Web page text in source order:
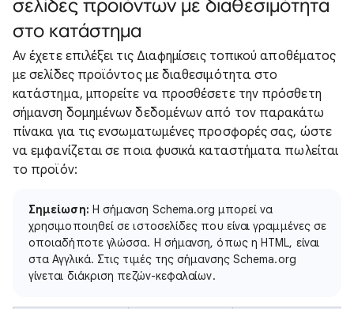
σελίδες προϊόντων με διαθεσιμότητα
στο κατάστημα
Αν έχετε επιλέξει τις Διαφημίσεις τοπικού αποθέματος
με σελίδες προϊόντος με διαθεσιμότητα στο
κατάστημα, μπορείτε να προσθέσετε την πρόσθετη
σήμανση δομημένων δεδομένων από τον παρακάτω
πίνακα για τις ενσωματωμένες προσφορές σας, ώστε
να εμφανίζεται σε ποια φυσικά καταστήματα πωλείται
το προϊόν:
Σημείωση: Η σήμανση Schema.org μπορεί να
χρησιμοποιηθεί σε ιστοσελίδες που είναι γραμμένες σε
οποιαδήποτε γλώσσα. Η σήμανση, όπως η HTML, είναι
στα Αγγλικά. Στις τιμές της σήμανσης Schema.org
γίνεται διάκριση πεζών-κεφαλαίων.